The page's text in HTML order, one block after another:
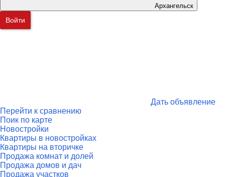
Архангельск
Войти
Дать объявление
Перейти к сравнению
Поик по карте
Новостройки
Квартиры в новостройках
Квартиры на вторичке
Продажа комнат и долей
Продажа домов и дач
Продажа участков